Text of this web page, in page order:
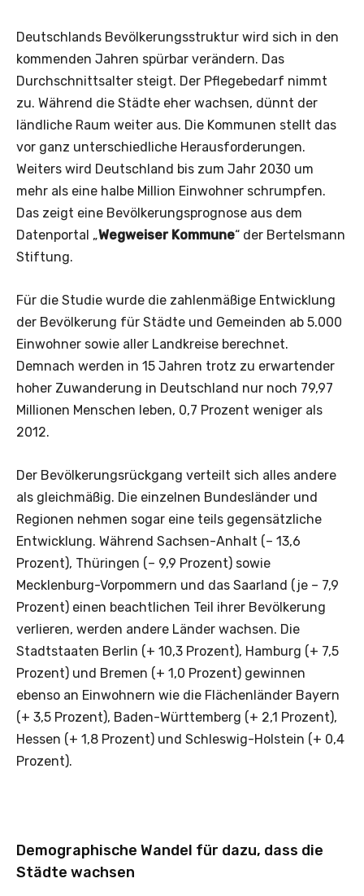
Deutschlands Bevölkerungsstruktur wird sich in den
kommenden Jahren spürbar verändern. Das
Durchschnittsalter steigt. Der Pflegebedarf nimmt
zu. Während die Städte eher wachsen, dünnt der
ländliche Raum weiter aus. Die Kommunen stellt das
vor ganz unterschiedliche Herausforderungen.
Weiters wird Deutschland bis zum Jahr 2030 um
mehr als eine halbe Million Einwohner schrumpfen.
Das zeigt eine Bevölkerungsprognose aus dem
Datenportal „Wegweiser Kommune“ der Bertelsmann
Stiftung.
Für die Studie wurde die zahlenmäßige Entwicklung
der Bevölkerung für Städte und Gemeinden ab 5.000
Einwohner sowie aller Landkreise berechnet.
Demnach werden in 15 Jahren trotz zu erwartender
hoher Zuwanderung in Deutschland nur noch 79,97
Millionen Menschen leben, 0,7 Prozent weniger als
2012.
Der Bevölkerungsrückgang verteilt sich alles andere
als gleichmäßig. Die einzelnen Bundesländer und
Regionen nehmen sogar eine teils gegensätzliche
Entwicklung. Während Sachsen-Anhalt (– 13,6
Prozent), Thüringen (– 9,9 Prozent) sowie
Mecklenburg-Vorpommern und das Saarland (je – 7,9
Prozent) einen beachtlichen Teil ihrer Bevölkerung
verlieren, werden andere Länder wachsen. Die
Stadtstaaten Berlin (+ 10,3 Prozent), Hamburg (+ 7,5
Prozent) und Bremen (+ 1,0 Prozent) gewinnen
ebenso an Einwohnern wie die Flächenländer Bayern
(+ 3,5 Prozent), Baden-Württemberg (+ 2,1 Prozent),
Hessen (+ 1,8 Prozent) und Schleswig-Holstein (+ 0,4
Prozent).
Demographische Wandel für dazu, dass die
Städte wachsen